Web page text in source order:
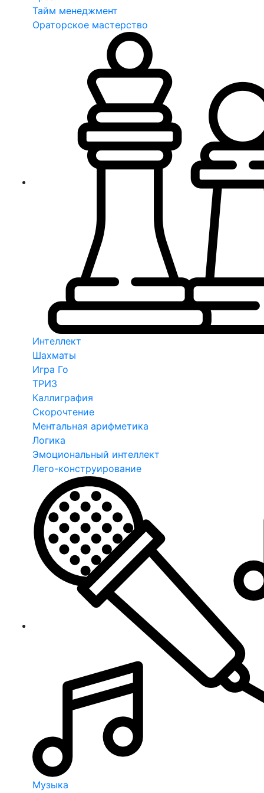
Тайм менеджмент
Ораторское мастерство
Интеллект
Шахматы
Игра Го
ТРИЗ
Каллиграфия
Скорочтение
Ментальная арифметика
Логика
Эмоциональный интеллект
Лего-конструирование
Музыка